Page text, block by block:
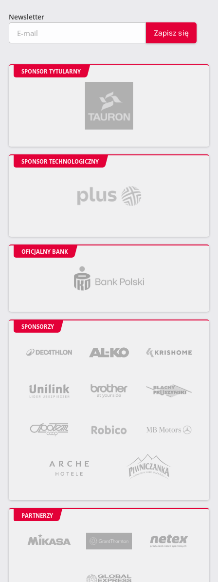
Newsletter
SPONSOR TYTULARNY
SPONSOR TECHNOLOGICZNY
OFICJALNY BANK
SPONSORZY
PARTNERZY